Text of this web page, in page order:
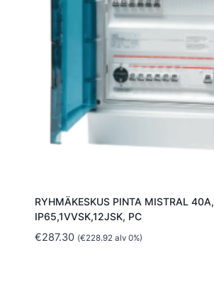
RYHMÄKESKUS PINTA MISTRAL 40A,
IP65,1VVSK,12JSK, PC
€287.30 (€228.92 alv 0%)